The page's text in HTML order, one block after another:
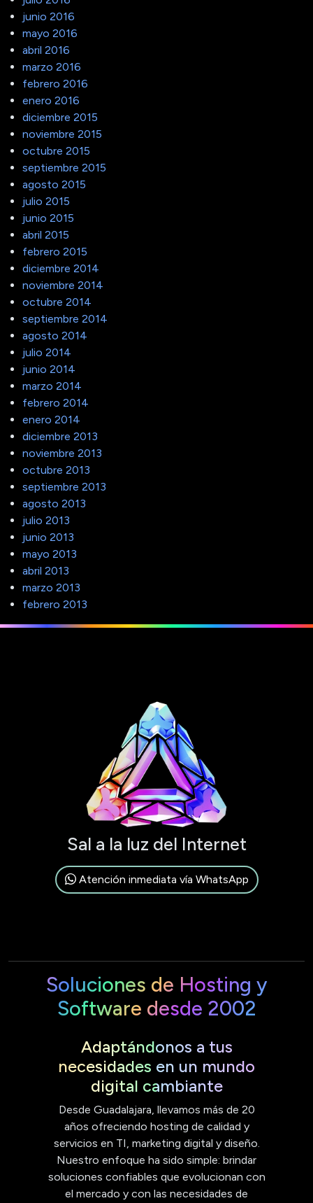
junio 2016
mayo 2016
abril 2016
marzo 2016
febrero 2016
enero 2016
diciembre 2015
noviembre 2015
octubre 2015
septiembre 2015
agosto 2015
julio 2015
junio 2015
abril 2015
febrero 2015
diciembre 2014
noviembre 2014
octubre 2014
septiembre 2014
agosto 2014
julio 2014
junio 2014
marzo 2014
febrero 2014
enero 2014
diciembre 2013
noviembre 2013
octubre 2013
septiembre 2013
agosto 2013
julio 2013
junio 2013
mayo 2013
abril 2013
marzo 2013
febrero 2013
Sal a la luz del Internet
Atención inmediata vía WhatsApp
Soluciones de Hosting y
Software desde 2002
Adaptándonos a tus
necesidades en un mundo
digital cambiante
Desde Guadalajara, llevamos más de 20
años ofreciendo hosting de calidad y
servicios en TI, marketing digital y diseño.
Nuestro enfoque ha sido simple: brindar
soluciones confiables que evolucionan con
el mercado y con las necesidades de